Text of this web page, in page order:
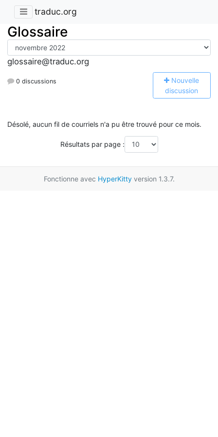
traduc.org
Glossaire
glossaire@traduc.org
0 discussions Nouvelle
discussion
Désolé, aucun fil de courriels n'a pu être trouvé pour ce mois.
Résultats par page :
Fonctionne avec HyperKittyversion 1.3.7.